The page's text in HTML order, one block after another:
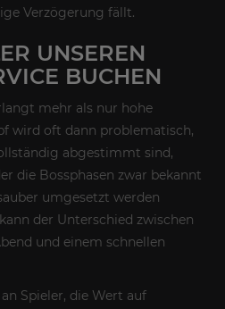
Verzögerung fällt.
UNSEREN
BUCHEN
mehr als nur hohe
wird oft dann problematisch,
abgestimmt sind,
die Bossphasen zwar bekannt
umgesetzt werden
der Unterschied zwischen
und einem schnellen
Spieler, die Wert auf